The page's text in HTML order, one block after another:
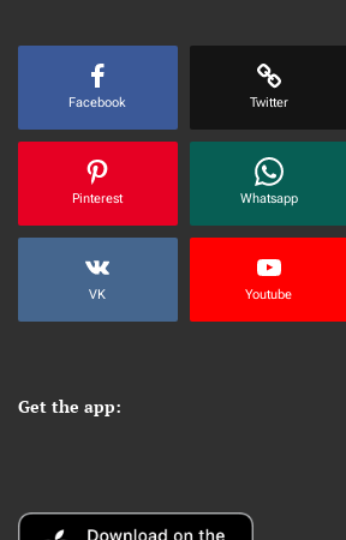
Facebook Twitter
Pinterest Whatsapp
VK Youtube
Get the app: